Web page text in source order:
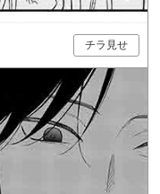
チラ見せ